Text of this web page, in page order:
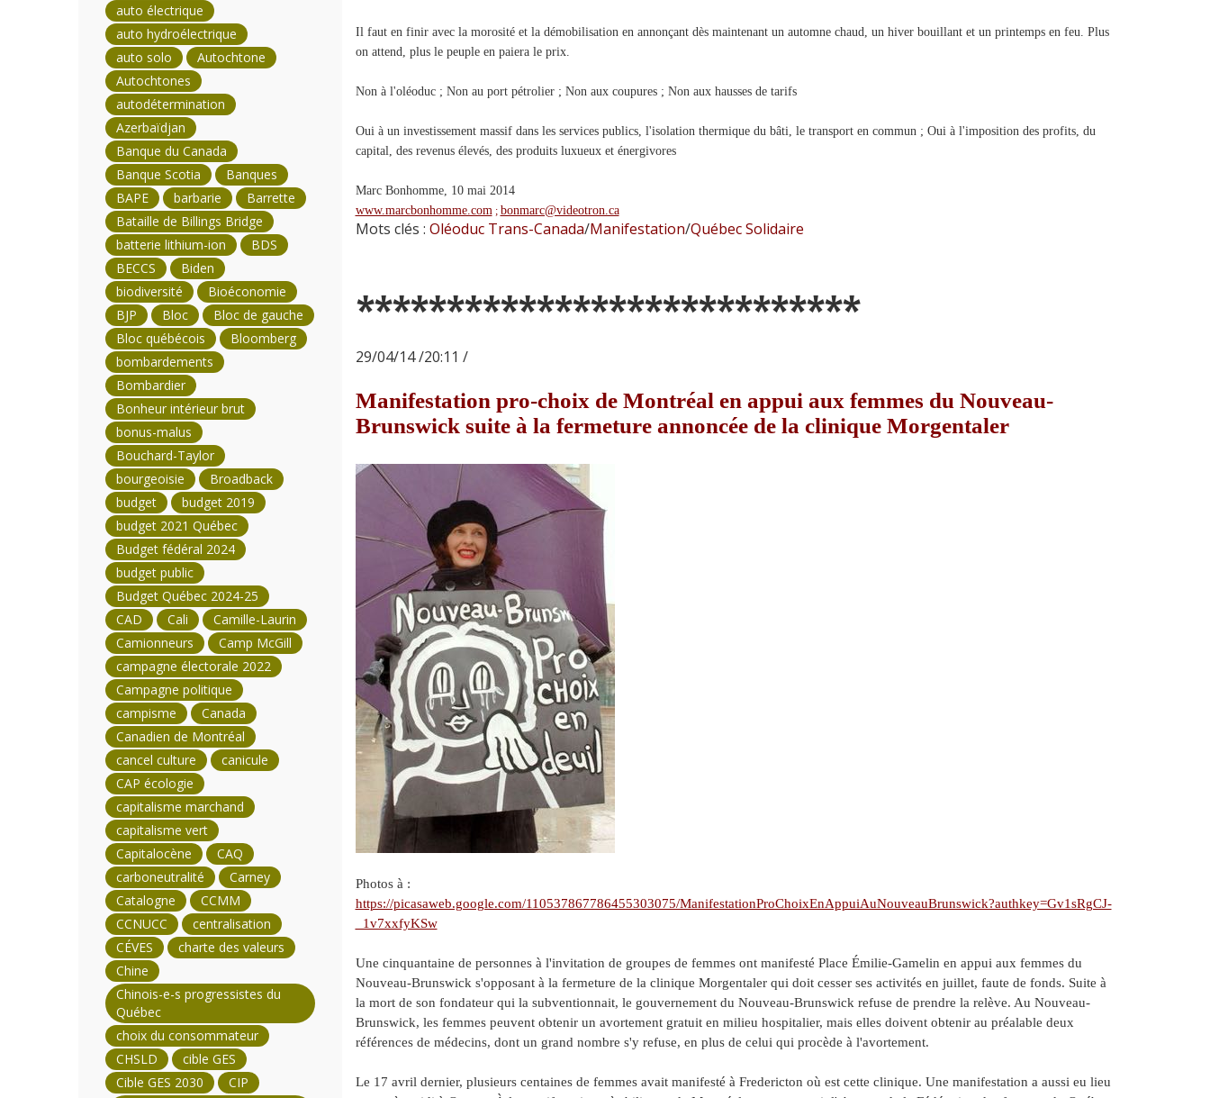
Il faut en finir avec la morosité et la démobilisation en annonçant dès maintenant un automne chaud, un hiver bouillant et un printemps en feu. Plus
on attend, plus le peuple en paiera le prix.
Non à l'oléoduc ; Non au port pétrolier ; Non aux coupures ; Non aux hausses de tarifs
Oui à un investissement massif dans les services publics, l'isolation thermique du bâti, le transport en commun ; Oui à l'imposition des profits, du
capital, des revenus élevés, des produits luxueux et énergivores
Marc Bonhomme, 10 mai 2014
www.marcbonhomme.com; bonmarc@videotron.ca
Mots clés : Oléoduc Trans-Canada/Manifestation/Québec Solidaire
****************************
29/04/14 /20:11 /
Manifestation pro-choix de Montréal en appui aux femmes du Nouveau-
Brunswick suite à la fermeture annoncée de la clinique Morgentaler
Photos à :
https://picasaweb.google.com/110537867786455303075/ManifestationProChoixEnAppuiAuNouveauBrunswick?authkey=Gv1sRgCJ-
_1v7xxfyKSw
Une cinquantaine de personnes à l'invitation de groupes de femmes ont manifesté Place Émilie-Gamelin en appui aux femmes du
Nouveau-Brunswick s'opposant à la fermeture de la clinique Morgentaler qui doit cesser ses activités en juillet, faute de fonds. Suite à
la mort de son fondateur qui la subventionnait, le gouvernement du Nouveau-Brunswick refuse de prendre la relève. Au Nouveau-
Brunswick, les femmes peuvent obtenir un avortement gratuit en milieu hospitalier, mais elles doivent obtenir au préalable deux
références de médecins, dont un grand nombre s'y refuse, en plus de celui qui procède à l'avortement.
Le 17 avril dernier, plusieurs centaines de femmes avait manifesté à Fredericton où est cette clinique. Une manifestation a aussi eu lieu
auto électrique
auto hydroélectrique
auto solo
Autochtone
Autochtones
autodétermination
Azerbaïdjan
Banque du Canada
Banque Scotia
Banques
BAPE
barbarie
Barrette
Bataille de Billings Bridge
batterie lithium-ion
BDS
BECCS
Biden
biodiversité
Bioéconomie
BJP
Bloc
Bloc de gauche
Bloc québécois
Bloomberg
bombardements
Bombardier
Bonheur intérieur brut
bonus-malus
Bouchard-Taylor
bourgeoisie
Broadback
budget
budget 2019
budget 2021 Québec
Budget fédéral 2024
budget public
Budget Québec 2024-25
CAD
Cali
Camille-Laurin
Camionneurs
Camp McGill
campagne électorale 2022
Campagne politique
campisme
Canada
Canadien de Montréal
cancel culture
canicule
CAP écologie
capitalisme marchand
capitalisme vert
Capitalocène
CAQ
carboneutralité
Carney
Catalogne
CCMM
CCNUCC
centralisation
CÉVES
charte des valeurs
Chine
Chinois-e-s progressistes du
Québec
choix du consommateur
CHSLD
cible GES
Cible GES 2030
CIP